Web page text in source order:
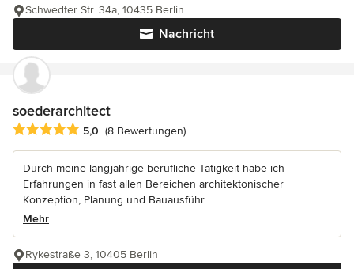
Nachricht
Schwedter Str. 34a, 10435 Berlin
soederarchitect
Durchschnittliche Bewertung: 5 von 5 Sternen
5,0 (8 Bewertungen)
Durch meine langjährige berufliche Tätigkeit habe ich
Erfahrungen in fast allen Bereichen architektonischer
Konzeption, Planung und Bauausführ...
Mehr
Rykestraße 3, 10405 Berlin